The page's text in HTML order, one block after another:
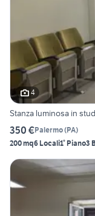
4
Stanza luminosa in
350 €Palermo(PA)
200 mq6 Locali1° Piano3